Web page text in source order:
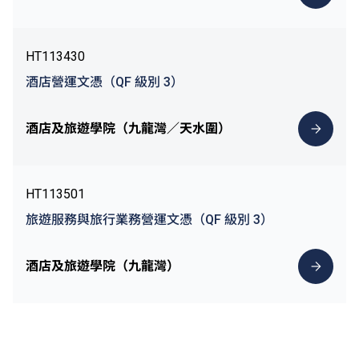
HT113430
酒店營運文憑（QF 級別 3）
酒店及旅遊學院（九龍灣／天水圍）
HT113501
旅遊服務與旅行業務營運文憑（QF 級別 3）
酒店及旅遊學院（九龍灣）